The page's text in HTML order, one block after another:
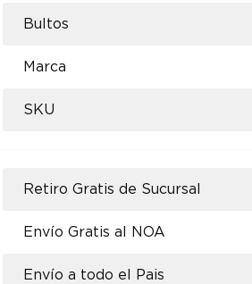
Bultos
Marca
SKU
Retiro Gratis de Sucursal
Envío Gratis al NOA
Envío a todo el Pais